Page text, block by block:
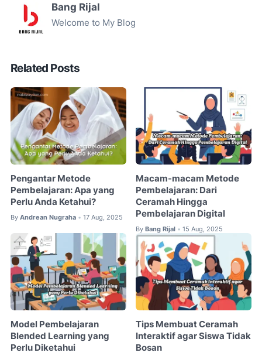
Bang Rijal
Welcome to My Blog
Related Posts
Pengantar Metode
Pembelajaran: Apa yang
Perlu Anda Ketahui?
By Andrean Nugraha • 17 Aug, 2025
Macam-macam Metode
Pembelajaran: Dari
Ceramah Hingga
Pembelajaran Digital
By Bang Rijal • 15 Aug, 2025
Model Pembelajaran
Blended Learning yang
Perlu Diketahui
Tips Membuat Ceramah
Interaktif agar Siswa Tidak
Bosan